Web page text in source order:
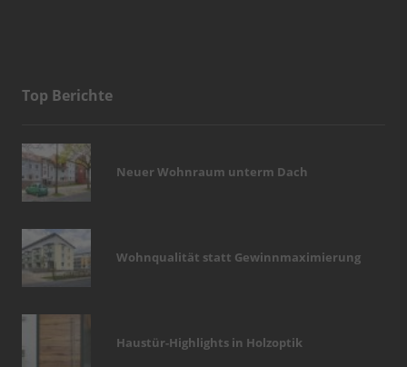
Top Berichte
Neuer Wohnraum unterm Dach
Wohnqualität statt Gewinnmaximierung
Haustür-Highlights in Holzoptik